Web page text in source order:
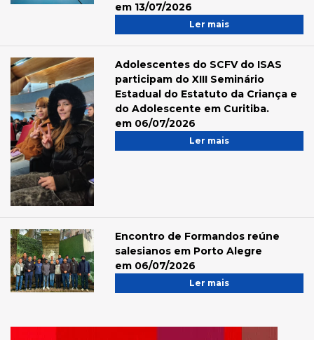
em 13/07/2026
Ler mais
Adolescentes do SCFV do ISAS
participam do XIII Seminário
Estadual do Estatuto da Criança e
do Adolescente em Curitiba.
em 06/07/2026
Ler mais
Encontro de Formandos reúne
salesianos em Porto Alegre
em 06/07/2026
Ler mais